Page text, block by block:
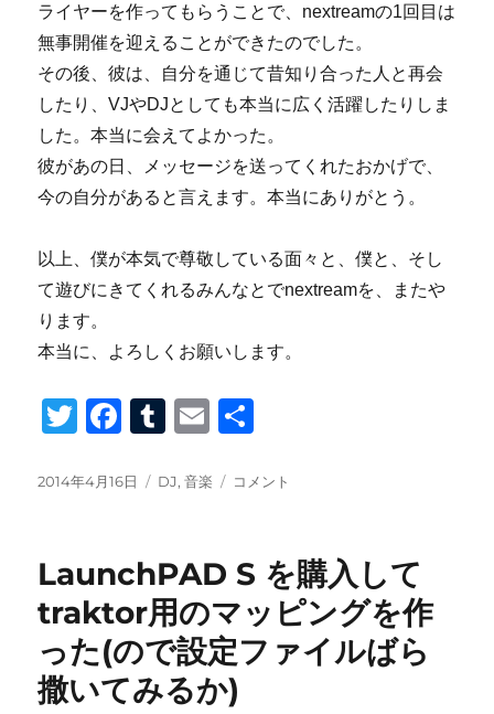
ライヤーを作ってもらうことで、nextreamの1回目は
無事開催を迎えることができたのでした。
その後、彼は、自分を通じて昔知り合った人と再会
したり、VJやDJとしても本当に広く活躍したりしま
した。本当に会えてよかった。
彼があの日、メッセージを送ってくれたおかげで、
今の自分があると言えます。本当にありがとう。
以上、僕が本気で尊敬している面々と、僕と、そし
て遊びにきてくれるみんなとでnextreamを、またや
ります。
本当に、よろしくお願いします。
T
tt
F
c
b
o
o
k
T
m
r
E
ail
投
2014年4月16日
カ
ー
DJ,音楽
ハ
ヲ
ク
の
い
い
コメント
LaunchPAD S を購入して
traktor用のマッピングを作
った(ので設定ファイルばら
撒いてみるか)